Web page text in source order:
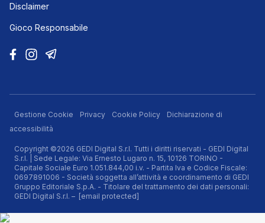
Disclaimer
Gioco Responsabile
Gestione Cookie Privacy Cookie Policy
Dichiarazione di
accessibilità
Copyright ©2026 GEDI Digital S.r.l. Tutti i diritti riservati - GEDI Digital
S.r.l. | Sede Legale: Via Ernesto Lugaro n. 15, 10126 TORINO -
Capitale Sociale Euro 1.051.844,00 i.v. - Partita Iva e Codice Fiscale:
0697891006 - Società soggetta all’attività e coordinamento di GEDI
Gruppo Editoriale S.p.A. - Titolare del trattamento dei dati personali:
GEDI Digital S.r.l. – [email protected]